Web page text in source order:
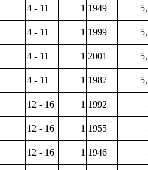
4 - 11 1 1949
4 - 11 1 1999
4 - 11 1 2001
4 - 11 1 1987
12 - 16 1 1992
12 - 16 1 1955
12 - 16 1 1946